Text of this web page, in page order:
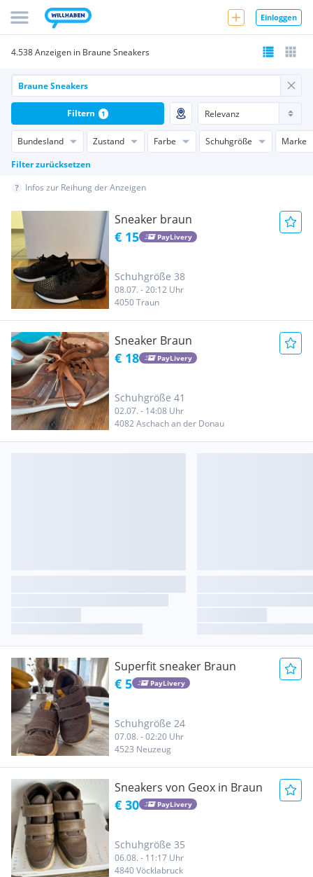
Einloggen
4.538 Anzeigen in Braune Sneakers
Bundesland Zustand Farbe Schuhgröße
Marke
Filter zurücksetzen
Filtern 1
Infos zur Reihung der Anzeigen
Sneaker braun
€ 15 PayLivery
Schuhgröße 38
08.07. - 20:12 Uhr
4050 Traun
Sneaker Braun
€ 18 PayLivery
Schuhgröße 41
02.07. - 14:08 Uhr
4082 Aschach an der Donau
Superfit sneaker Braun
€ 5 PayLivery
Schuhgröße 24
07.08. - 02:20 Uhr
4523 Neuzeug
Sneakers von Geox in Braun
€ 30 PayLivery
Schuhgröße 35
06.08. - 11:17 Uhr
4840 Vöcklabruck